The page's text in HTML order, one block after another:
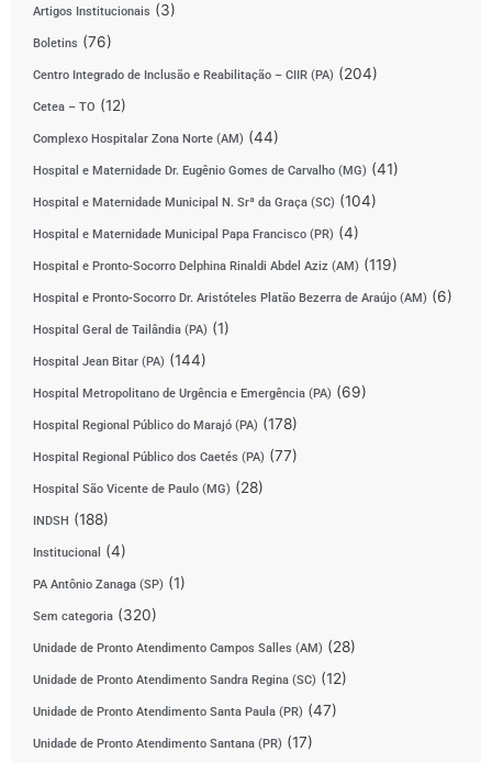
Artigos Institucionais (3)
Boletins (76)
Centro Integrado de Inclusão e Reabilitação – CIIR (PA) (204)
Cetea – TO (12)
Complexo Hospitalar Zona Norte (AM) (44)
Hospital e Maternidade Dr. Eugênio Gomes de Carvalho (MG) (41)
Hospital e Maternidade Municipal N. Srª da Graça (SC) (104)
Hospital e Maternidade Municipal Papa Francisco (PR) (4)
Hospital e Pronto-Socorro Delphina Rinaldi Abdel Aziz (AM) (119)
Hospital e Pronto-Socorro Dr. Aristóteles Platão Bezerra de Araújo (AM) (6)
Hospital Geral de Tailândia (PA) (1)
Hospital Jean Bitar (PA) (144)
Hospital Metropolitano de Urgência e Emergência (PA) (69)
Hospital Regional Público do Marajó (PA) (178)
Hospital Regional Público dos Caetés (PA) (77)
Hospital São Vicente de Paulo (MG) (28)
INDSH (188)
Institucional (4)
PA Antônio Zanaga (SP) (1)
Sem categoria (320)
Unidade de Pronto Atendimento Campos Salles (AM) (28)
Unidade de Pronto Atendimento Sandra Regina (SC) (12)
Unidade de Pronto Atendimento Santa Paula (PR) (47)
Unidade de Pronto Atendimento Santana (PR) (17)